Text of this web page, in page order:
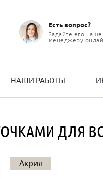
Есть вопрос?
Задайте его
менеджеру
НАШИ РАБОТЫ
ДЛЯ
Акрил